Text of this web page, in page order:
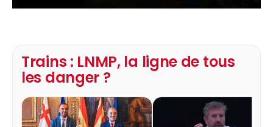
Trains : LNMP, la ligne de tous
les danger ?